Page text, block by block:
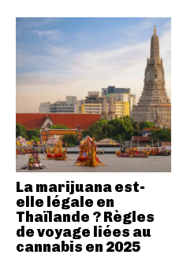
La marijuana est-
elle légale en
Thaïlande ? Règles
de voyage liées au
cannabis en 2025